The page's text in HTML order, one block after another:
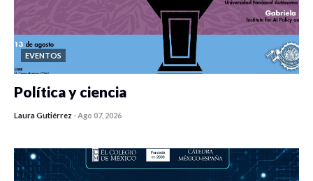
EVENTOS
Política y ciencia
Laura Gutiérrez -Ago 07, 2026